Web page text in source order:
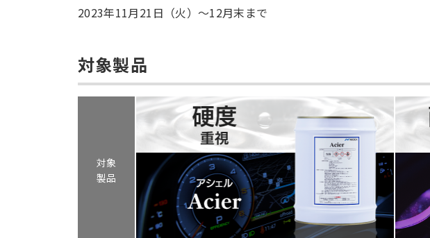
2023年11月21日（火）～12月末まで
対象製品
対象
製品